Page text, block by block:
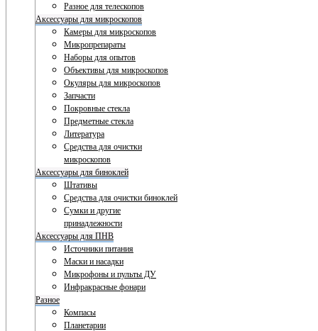
Разное для телескопов
Аксессуары для микроскопов
Камеры для микроскопов
Микропрепараты
Наборы для опытов
Объективы для микроскопов
Окуляры для микроскопов
Запчасти
Покровные стекла
Предметные стекла
Литература
Средства для очистки
микроскопов
Аксессуары для биноклей
Штативы
Средства для очистки биноклей
Сумки и другие
принадлежности
Аксессуары для ПНВ
Источники питания
Маски и насадки
Микрофоны и пульты ДУ
Инфракрасные фонари
Разное
Компасы
Планетарии